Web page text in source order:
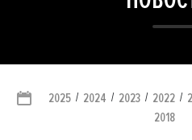
2025 / 2024 / 2023 / 2022 /
2018